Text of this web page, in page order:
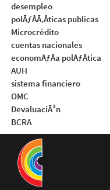
desempleo
polÃƒÂÃ‚Âticas publicas
Microcrédito
cuentas nacionales
economÃƒÂa polÃƒÂtica
AUH
sistema financiero
OMC
DevaluaciÃ³n
BCRA